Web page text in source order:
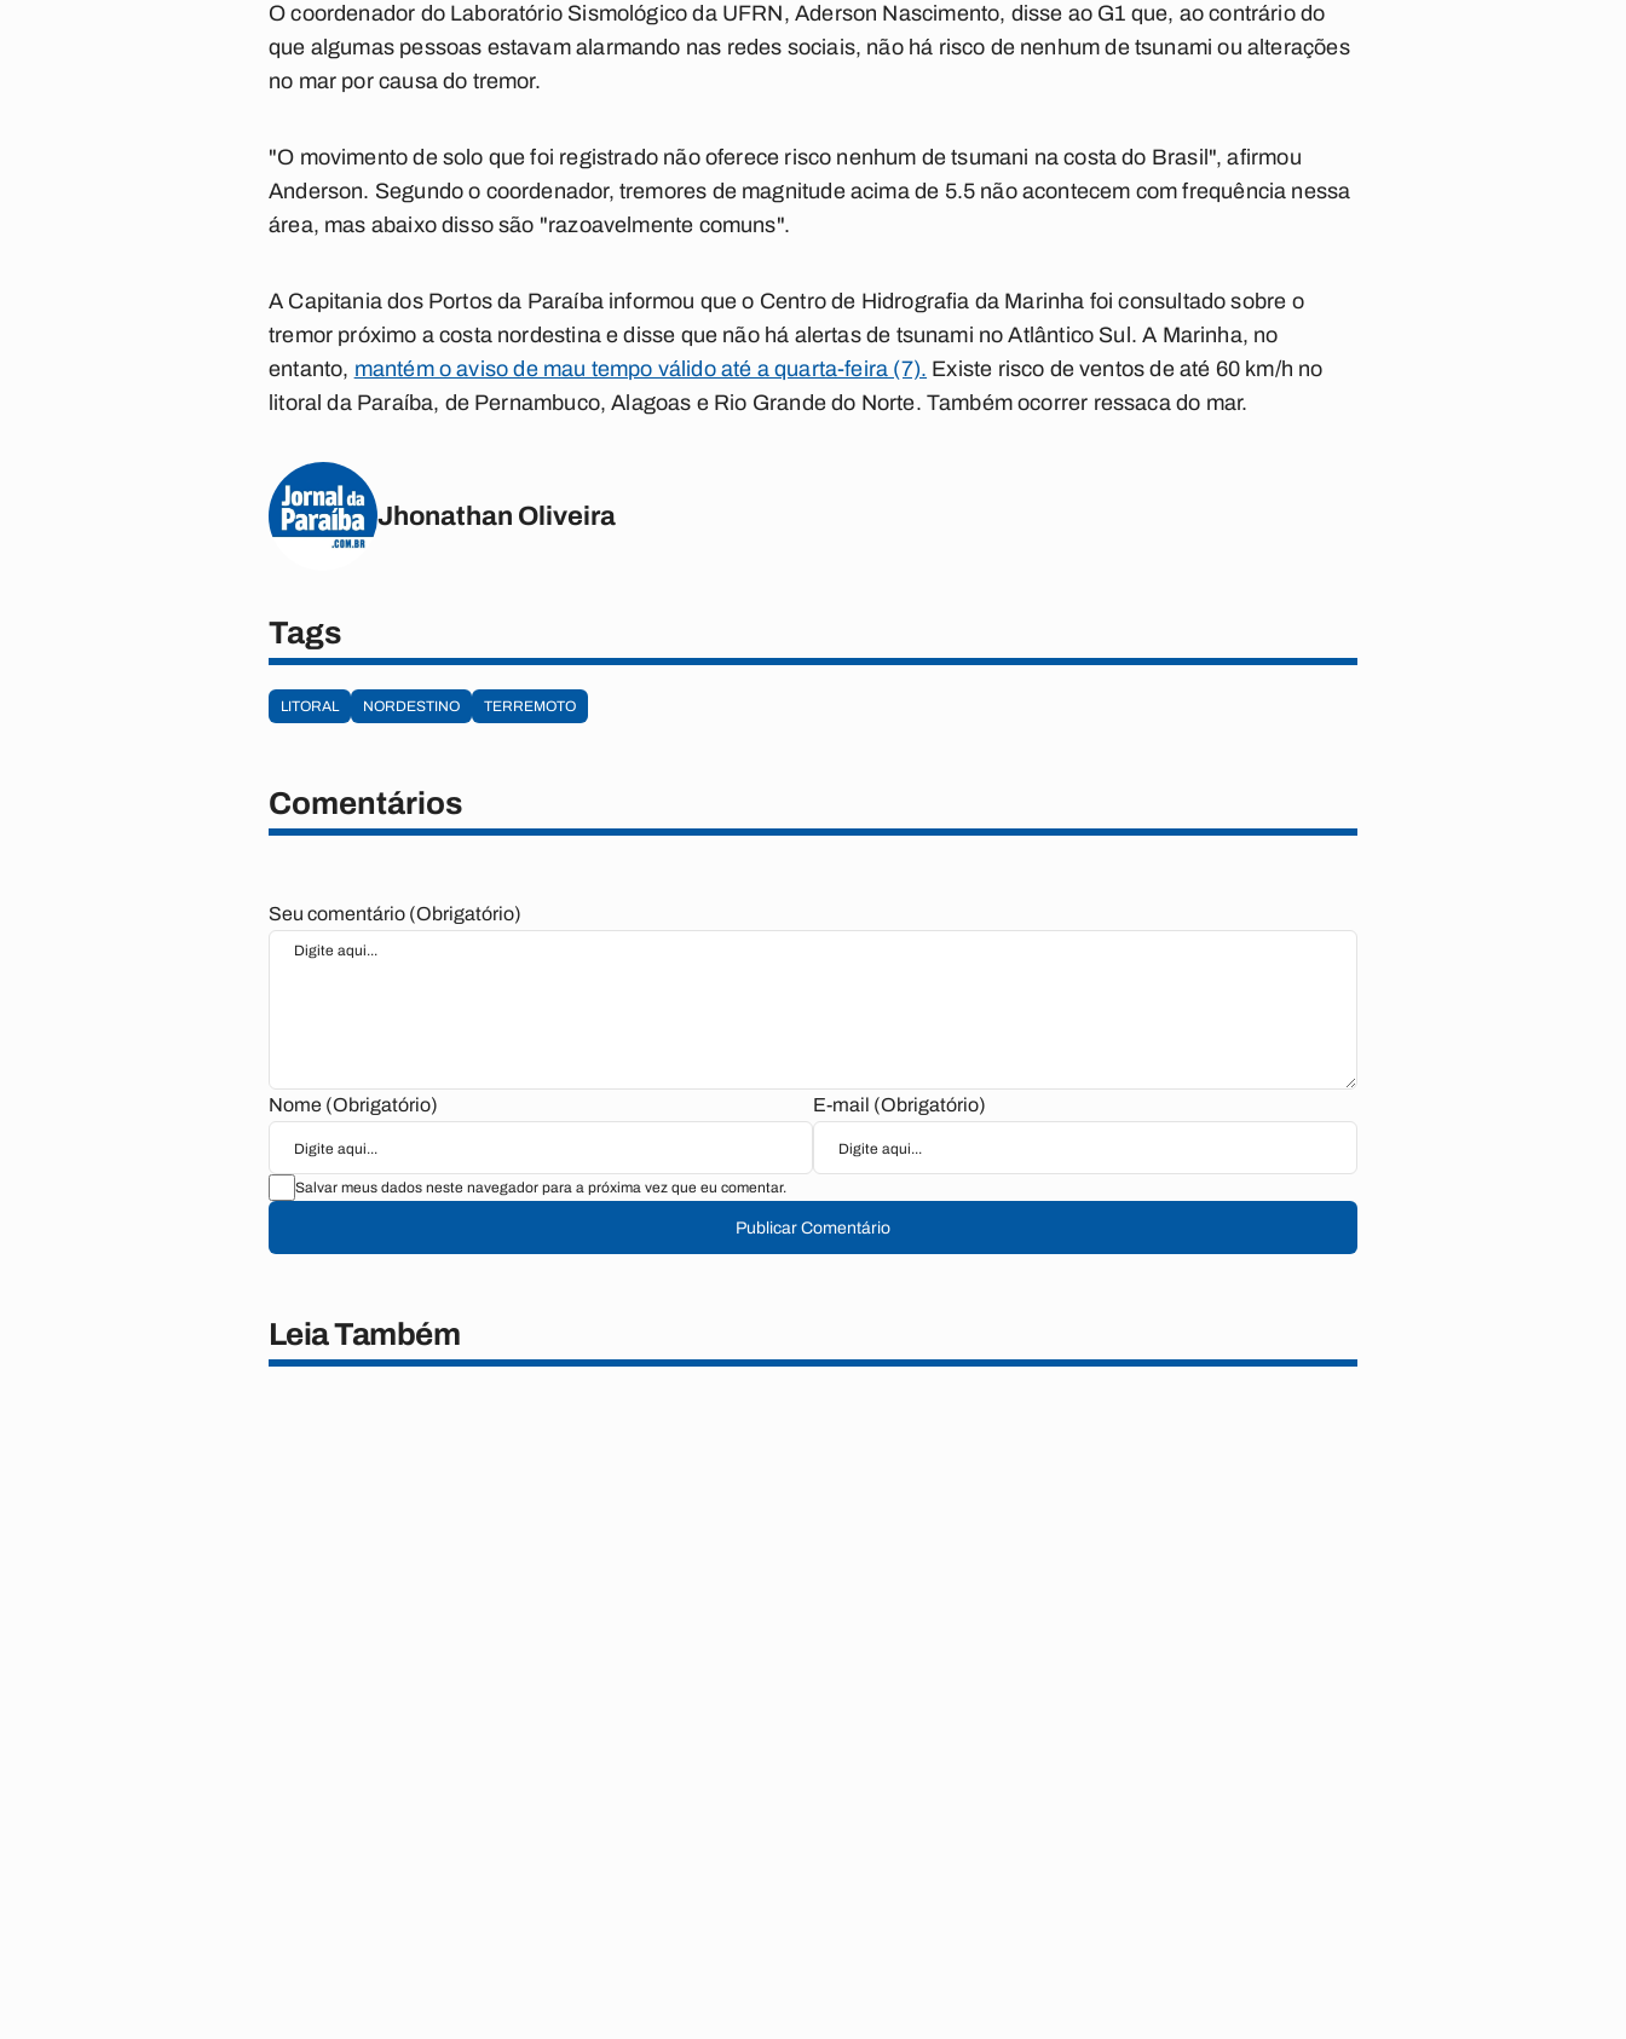
O coordenador do Laboratório Sismológico da UFRN, Aderson Nascimento, disse ao G1 que, ao contrário do
que algumas pessoas estavam alarmando nas redes sociais, não há risco de nenhum de tsunami ou alterações
no mar por causa do tremor.
"O movimento de solo que foi registrado não oferece risco nenhum de tsumani na costa do Brasil", afirmou
Anderson. Segundo o coordenador, tremores de magnitude acima de 5.5 não acontecem com frequência nessa
área, mas abaixo disso são "razoavelmente comuns".
A Capitania dos Portos da Paraíba informou que o Centro de Hidrografia da Marinha foi consultado sobre o
tremor próximo a costa nordestina e disse que não há alertas de tsunami no Atlântico Sul. A Marinha, no
entanto, mantém o aviso de mau tempo válido até a quarta-feira (7). Existe risco de ventos de até 60 km/h no
litoral da Paraíba, de Pernambuco, Alagoas e Rio Grande do Norte. Também ocorrer ressaca do mar.
Jhonathan Oliveira
Tags
LITORAL NORDESTINO TERREMOTO
Comentários
Seu comentário (Obrigatório)
Nome (Obrigatório) E-mail (Obrigatório)
Salvar meus dados neste navegador para a próxima vez que eu comentar.
Publicar Comentário
Leia Também